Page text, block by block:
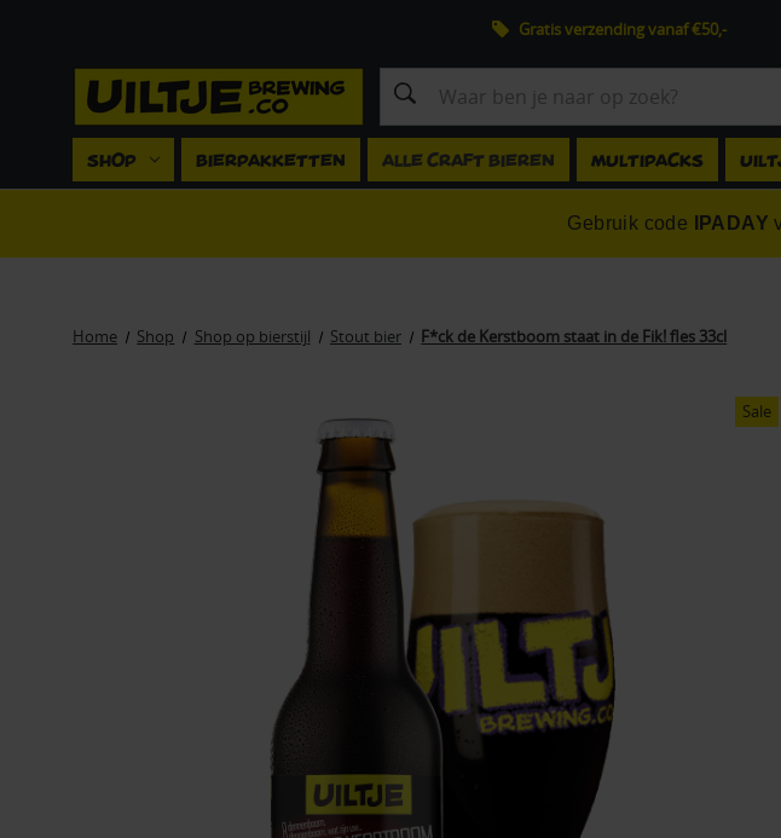
Gratis verzending vanaf €50,-
Zoeken
SHOP BIERPAKKETTEN ALLE CRAFT BIEREN MULTIPACKS
Gebruik code IPADAY
Home Shop Shop op bierstijl Stout bier F*ck de Kerstboom staat in de Fik! fles 33cl
Sale